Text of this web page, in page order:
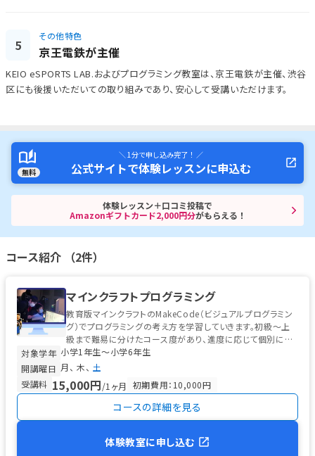
5
その他特色
京王電鉄が主催
KEIO eSPORTS LAB.およびプログラミング教室は、京王電鉄が主催、渋谷
区にも後援いただいての取り組みであり、安心して受講いただけます。
無料
＼ 1分で申し込み完了！ ／
公式サイトで体験レッスンに申込む
体験レッスン＋口コミ投稿で
Amazonギフトカード2,000円分がもらえる！
コース紹介 （2件）
マインクラフトプログラミング
教育版マインクラフトのMakeCode（ビジュアルプログラミン
グ）でプログラミングの考え方を学習していきます。初級～上
級まで難易に分けたコース度があり、進度に応じて個別にス
テップアップ可能です。...
対象学年 小学1年生〜小学6年生
開講曜日 月 木
土
受講料 15,000円/1ヶ月 初期費用：10,000円
コースの詳細を見る
体験教室に申し込む